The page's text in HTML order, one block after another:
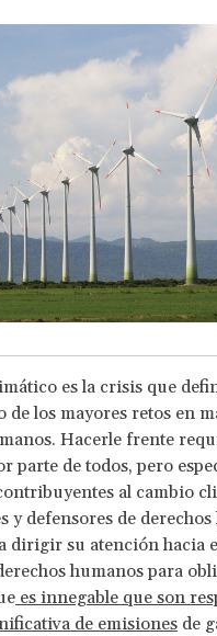
es la crisis que
de los mayores retos en
Hacerle frente
parte de todos, pero
al cambio
y defensores de
dirigir su atención hacia
humanos para
es innegable que son
de emisiones de